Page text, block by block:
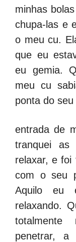
minhas
chupa-las e
o meu cu.
que eu
eu gemia.
meu cu
ponta do
entrada de
tranquei
relaxar, e foi
com o seu
Aquilo eu
relaxando.
penetrar, a